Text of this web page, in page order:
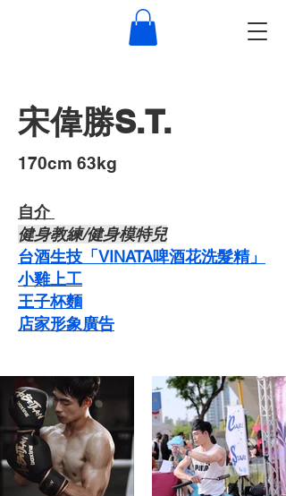
宋偉勝S.T.
​170cm 63kg
自介 ​
​健身教練/健身模特兒
台酒生技「VINATA啤酒花洗髮精」
​小雞上工
​王子杯麵
​店家形象廣告